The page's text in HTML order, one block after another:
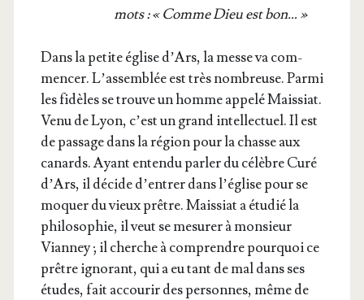
mots : « Comme Dieu est bon… »
Dans la petite église d’Ars, la messe va com­
men­cer. L’as­sem­blée est très nom­breuse. Par­mi
les fidèles se trouve un homme appe­lé Mais­siat.
Venu de Lyon, c’est un grand intel­lec­tuel. Il est
de pas­sage dans la région pour la chasse aux
canards. Ayant enten­du par­ler du célèbre Curé
d’Ars, il décide d’en­trer dans l’é­glise pour se
moquer du vieux prêtre. Mais­siat a étu­dié la
phi­lo­so­phie, il veut se mesu­rer à mon­sieur
Vian­ney ; il cherche à com­prendre pour­quoi ce
prêtre igno­rant, qui a eu tant de mal dans ses
études, fait accou­rir des per­sonnes, même de